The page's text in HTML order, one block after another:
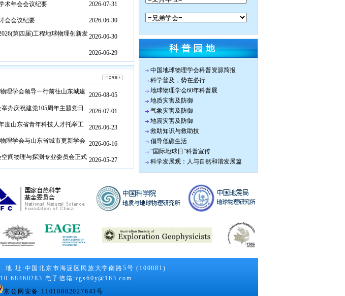
术年会会议纪要 2026-07-31
会会议纪要
2026-06-30
第四届)工程地球物理创新发2026-06-30
2026-06-29
理学会领导一行前往山东城建 2026-08-05
办庆祝建党105周年主题党日
2026-07-01
度山东省青年科技人才托举工
2026-06-23
理学会与山东省城市更新学会 2026-06-16
间物理与探测专业委员会正式 2026-05-27
中国地球物理学会科普资源简报
科学普及，势在必行
地球物理学会60年科普展
地质灾害及防御
气象灾害及防御
地震灾害及防御
救助知识与救助技
倡导低碳生活
“国际地球日”科普宣传
科学发展观：人与自然和谐发展篇
址:中国北京市海淀区民族大学南路5号 (100081)
68460283 电子信箱:cgs60y@163.com
京公网安备 11010802027643号